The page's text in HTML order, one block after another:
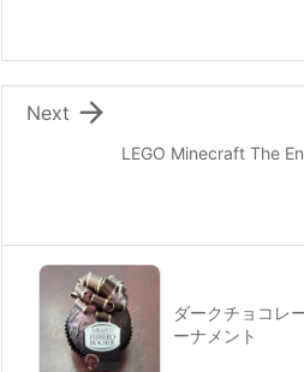
LEGO Minecraft The

Next
ダークチョコレ
ーナメント